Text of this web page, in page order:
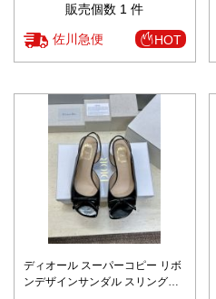
販売個数 1 件
佐川急便 HOT
ディオール スーパーコピー リボ
ンデザインサンダル スリングバ